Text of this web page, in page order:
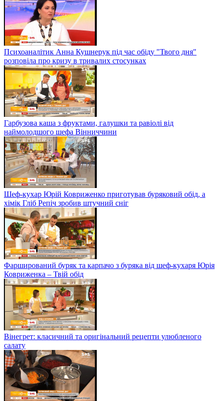
Психоаналітик Анна Кушнерук під час обіду "Твого дня"
розповіла про кризу в тривалих стосунках
Гарбузова каша з фруктами, галушки та равіолі від
наймолодшого шефа Вінниччини
Шеф-кухар Юрій Ковриженко приготував буряковий обід, а
хімік Гліб Репіч зробив штучний сніг
Фарширований буряк та карпачо з буряка від шеф-кухаря Юрія
Ковриженка – Твій обід
Вінегрет: класичний та оригінальний рецепти улюбленого
салату